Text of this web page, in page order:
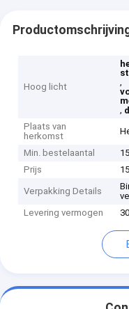
Hoog licht
,
,
Plaats van
herkomst
Min. bestelaantal
Prijs
Verpakking Details
Levering vermogen